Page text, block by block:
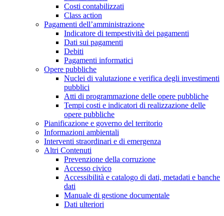
Costi contabilizzati
Class action
Pagamenti dell’amministrazione
Indicatore di tempestività dei pagamenti
Dati sui pagamenti
Debiti
Pagamenti informatici
Opere pubbliche
Nuclei di valutazione e verifica degli investimenti
pubblici
Atti di programmazione delle opere pubbliche
Tempi costi e indicatori di realizzazione delle
opere pubbliche
Pianificazione e governo del territorio
Informazioni ambientali
Interventi straordinari e di emergenza
Altri Contenuti
Prevenzione della corruzione
Accesso civico
Accessibilità e catalogo di dati, metadati e banche
dati
Manuale di gestione documentale
Dati ulteriori